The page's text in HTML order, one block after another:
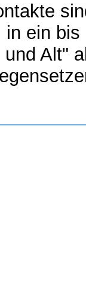
ein
Alt"